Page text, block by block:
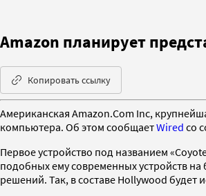
Amazon планирует
Копировать ссылку
Американская Amazon.Com Inc,
компьютера. Об этом сообщаетWired со
Первое устройство под названием
подобных ему современных устройств
решений. Так, в составе Hollywood будет